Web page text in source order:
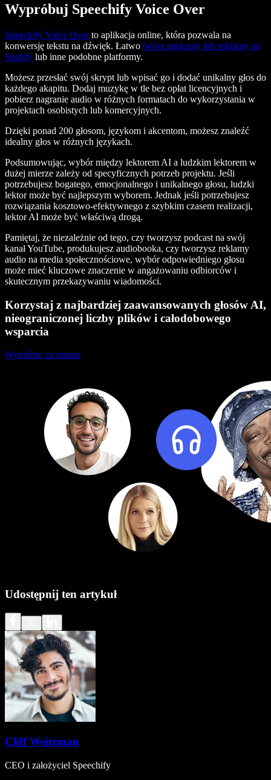
Wypróbuj Speechify Voice Over
Speechify Voice Overto aplikacja online, która pozwala na
konwersję tekstu na dźwięk. Łatwo twórz podcasty lub reklamy na
Spotify lub inne podobne platformy.
Możesz przesłać swój skrypt lub wpisać go i dodać unikalny głos do
każdego akapitu. Dodaj muzykę w tle bez opłat licencyjnych i
pobierz nagranie audio w różnych formatach do wykorzystania w
projektach osobistych lub komercyjnych.
Dzięki ponad 200 głosom, językom i akcentom, możesz znaleźć
idealny głos w różnych językach.
Podsumowując, wybór między lektorem AI a ludzkim lektorem w
dużej mierze zależy od specyficznych potrzeb projektu. Jeśli
potrzebujesz bogatego, emocjonalnego i unikalnego głosu, ludzki
lektor może być najlepszym wyborem. Jednak jeśli potrzebujesz
rozwiązania kosztowo-efektywnego z szybkim czasem realizacji,
lektor AI może być właściwą drogą.
Pamiętaj, że niezależnie od tego, czy tworzysz podcast na swój
kanał YouTube, produkujesz audiobooka, czy tworzysz reklamy
audio na media społecznościowe, wybór odpowiedniego głosu
może mieć kluczowe znaczenie w angażowaniu odbiorców i
skutecznym przekazywaniu wiadomości.
Korzystaj z najbardziej zaawansowanych głosów AI,
nieograniczonej liczby plików i całodobowego
wsparcia
Wypróbuj za darmo
Udostępnij ten artykuł
Cliff Weitzman
CEO i założyciel Speechify